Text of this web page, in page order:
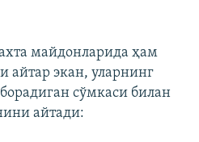
майдонларида ҳам
айтар экан, уларнинг
сўмкаси билан
айтади: